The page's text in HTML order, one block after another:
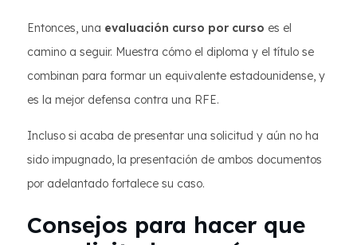
Entonces, una evaluación curso por curso es el
camino a seguir. Muestra cómo el diploma y el título se
combinan para formar un equivalente estadounidense, y
es la mejor defensa contra una RFE.
Incluso si acaba de presentar una solicitud y aún no ha
sido impugnado, la presentación de ambos documentos
por adelantado fortalece su caso.
Consejos para hacer que